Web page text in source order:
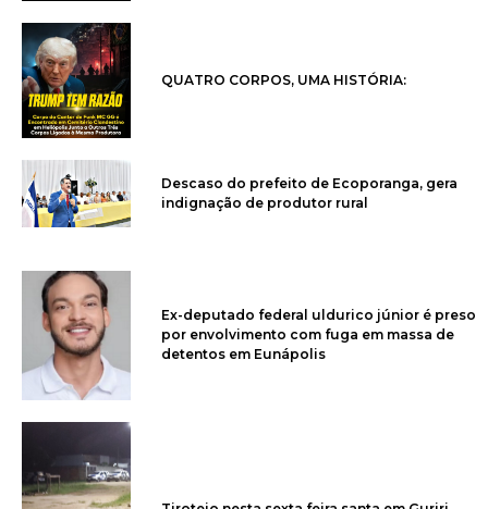
QUATRO CORPOS, UMA HISTÓRIA:
Descaso do prefeito de Ecoporanga, gera
indignação de produtor rural
Ex-deputado federal uldurico júnior é preso
por envolvimento com fuga em massa de
detentos em Eunápolis